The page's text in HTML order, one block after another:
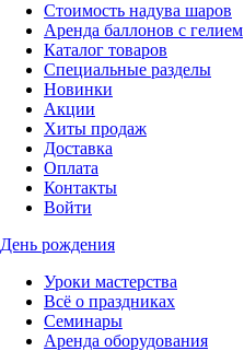
Стоимость надува шаров
Аренда баллонов с гелием
Каталог товаров
Специальные разделы
Новинки
Акции
Хиты продаж
Доставка
Оплата
Контакты
Войти
День рождения
Уроки мастерства
Всё о праздниках
Семинары
Аренда оборудования